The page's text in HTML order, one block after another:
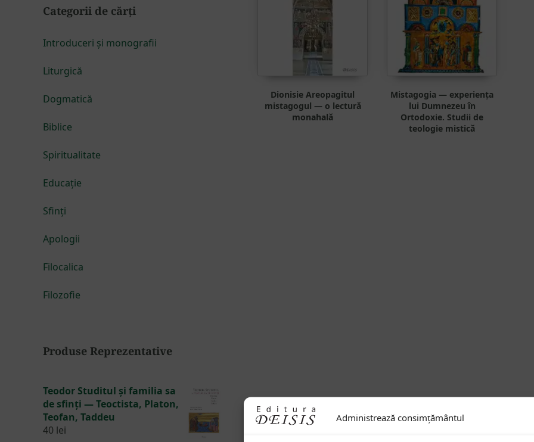
Administrează consimțământul
Dionisie Areopagitul
mistagogul — o lectură
monahală
Mistagogia — experiența
lui Dumnezeu în
Ortodoxie. Studii de
teologie mistică
Categorii de cărți
Introduceri și monografii
Liturgică
Dogmatică
Biblice
Spiritualitate
Educație
Sfinți
Apologii
Filocalica
Filozofie
Produse Reprezentative
Teodor Studitul și familia sa
de sfinți — Teoctista, Platon,
Teofan, Taddeu
40 lei